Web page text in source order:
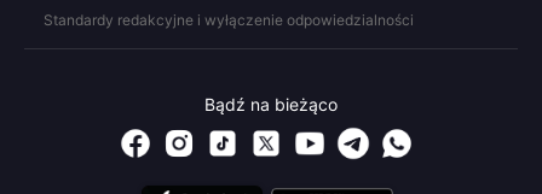
Standardy redakcyjne i wyłączenie odpowiedzialności
Bądź na bieżąco